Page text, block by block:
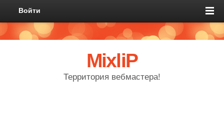
Войти
MixliP
Территория вебмастера!